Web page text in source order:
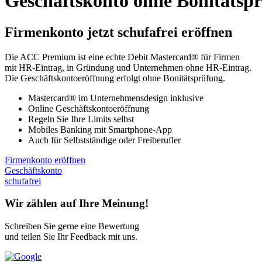
Firmenkonto jetzt schufafrei eröffnen
Die ACC Premium ist eine echte Debit Mastercard® für Firmen
mit HR-Eintrag, in Gründung und Unternehmen ohne HR-Eintrag.
Die Geschäftskontoeröffnung erfolgt ohne Bonitätsprüfung.
Mastercard® im Unternehmensdesign inklusive
Online Geschäftskontoeröffnung
Regeln Sie Ihre Limits selbst
Mobiles Banking mit Smartphone-App
Auch für Selbstständige oder Freiberufler
Firmenkonto eröffnen
Geschäftskonto
schufafrei
Wir zählen auf Ihre Meinung!
Schreiben Sie gerne eine Bewertung
und teilen Sie Ihr Feedback mit uns.